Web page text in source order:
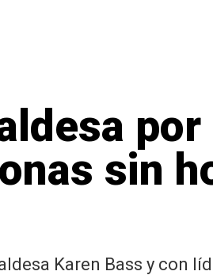
sin
Karen Bass y con